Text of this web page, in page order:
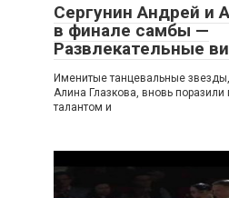
Сергунин Андрей и
в финале самбы —
Развлекательные
Именитые танцевальные
Алина Глазкова, вновь поразили
талантом и